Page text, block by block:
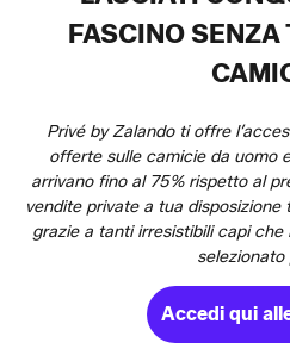
FASCINO SENZA
Privé by Zalando ti offre
offerte sulle camicie da uomo
arrivano fino al 75% rispetto al
vendite private a tua disposizione
grazie a tanti irresistibili capi
selezionato
Accedi qui